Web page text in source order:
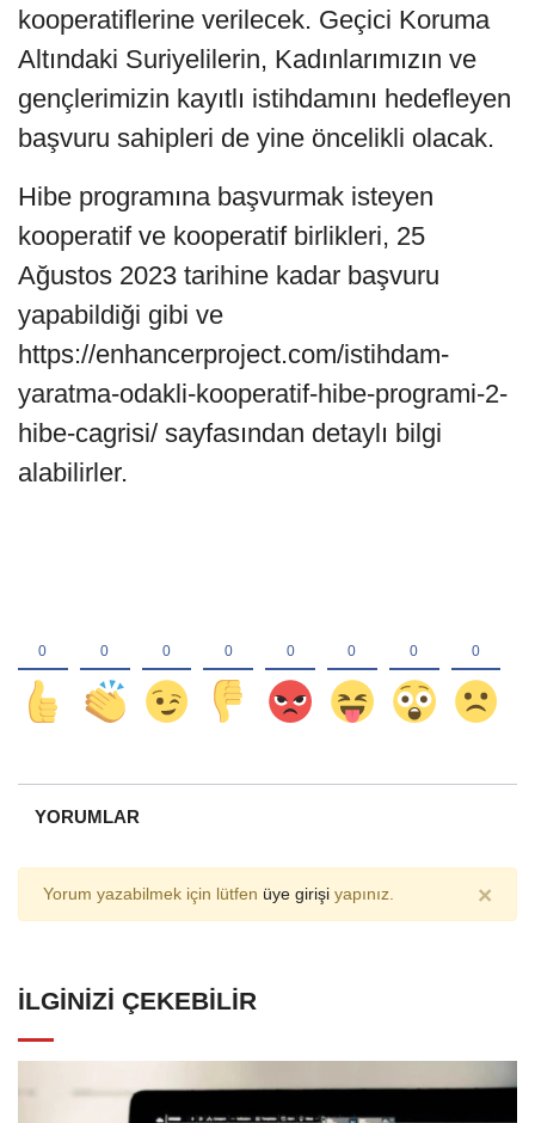
kooperatiflerine verilecek. Geçici Koruma
Altındaki Suriyelilerin, Kadınlarımızın ve
gençlerimizin kayıtlı istihdamını hedefleyen
başvuru sahipleri de yine öncelikli olacak.
Hibe programına başvurmak isteyen
kooperatif ve kooperatif birlikleri, 25
Ağustos 2023 tarihine kadar başvuru
yapabildiği gibi ve
https://enhancerproject.com/istihdam-
yaratma-odakli-kooperatif-hibe-programi-2-
hibe-cagrisi/ sayfasından detaylı bilgi
alabilirler.
YORUMLAR
Yorum yazabilmek için lütfen üye girişi yapınız. ×
İLGINIZI ÇEKEBILIR